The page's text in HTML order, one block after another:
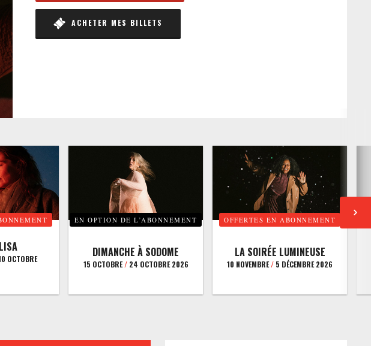
ACHETER MES BILLETS
OCTOBRE
EN OPTION DE L’ABONNEMENT
DIMANCHE À SODOME
15 OCTOBRE/24 OCTOBRE 2026
OFFERTES EN ABONNEMENT
LA SOIRÉE LUMINEUSE
10 NOVEMBRE/ 5 DÉCEMBRE 2026